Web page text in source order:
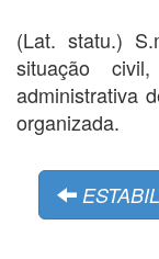
(Lat. statu.)
situação
administrativa
organizada.